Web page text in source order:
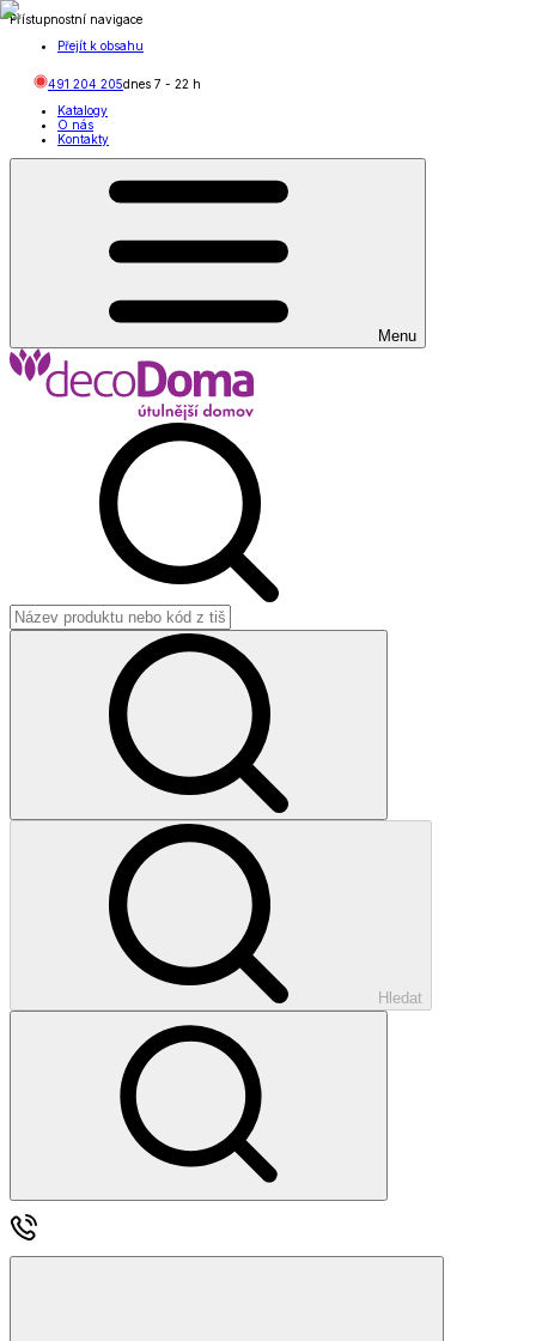
Přístupnostní navigace
Přejít k obsahu
491 204 205dnes 7 - 22 h
Katalogy
O nás
Kontakty
Menu
Hledat